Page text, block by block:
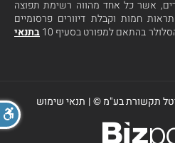
אשר כל אחד מהווה רשימת תפוצה
חמות וקבלת דיוורים פרסומיים
בהתאם למפורט בסעיף 10
בתנאי
תקשורת בע"מ ©| תנאי שימוש